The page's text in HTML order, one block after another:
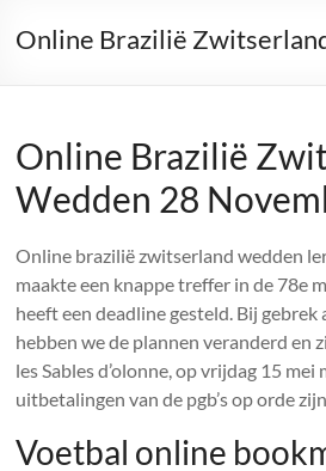
Online Brazilië
Online Brazilië
Wedden 28
Online brazilië zwitserland wedden
maakte een knappe treffer in de 78e
heeft een deadline gesteld. Bij gebrek
hebben we de plannen veranderd en
les Sables d’olonne, op vrijdag 15 mei
uitbetalingen van de pgb’s op orde
Voetbal online